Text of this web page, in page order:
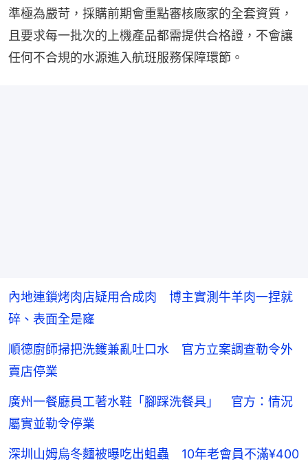
準極為嚴苛，採購前期會重點審核廠家的全套資質，
且要求每一批次的上機產品都需提供合格證，不會讓
任何不合規的水源進入航班服務保障環節。
內地連鎖烤肉店疑用合成肉 博主實測牛羊肉一捏就
碎、表面全是窿
順德廚師掃把洗鑊兼亂吐口水 官方立案調查勒令外
賣店停業
廣州一餐廳員工著水鞋「腳踩洗餐具」 官方：情況
屬實並勒令停業
深圳山姆烏冬麵被曝吃出蛆蟲 10年老會員不滿¥400